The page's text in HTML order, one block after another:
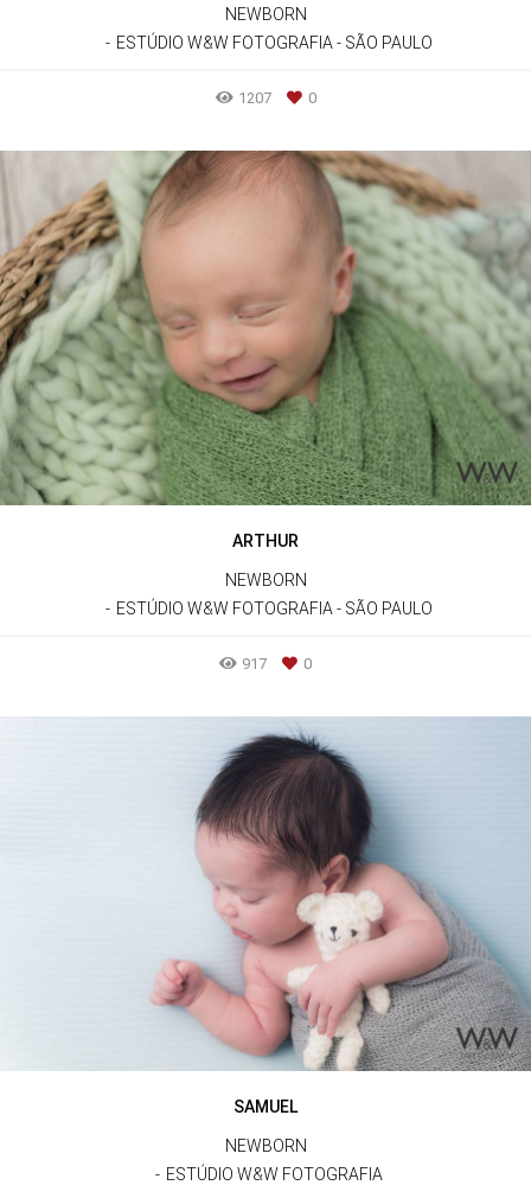
NEWBORN
ESTÚDIO W&W FOTOGRAFIA - SÃO PAULO
1207 0
ARTHUR
NEWBORN
ESTÚDIO W&W FOTOGRAFIA - SÃO PAULO
917 0
SAMUEL
NEWBORN
ESTÚDIO W&W FOTOGRAFIA